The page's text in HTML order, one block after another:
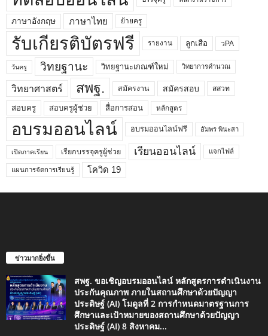
ภาษาอังกฤษ ภาษาไทย ย้ายครู
รับเกียรติบัตรฟรี รายงาน ลูกเสือ วPA
วันครู วิทยฐานะ วิทยฐานะเกณฑ์ใหม่ วิทยาการคำนวณ
วิทยาศาสตร์ สพฐ. สมัครงาน สมัครสอบ สสวท
สอบครู สอบครูผู้ช่วย สื่อการสอน หลักสูตร
อบรมออนไลน์ อบรมออนไลน์ฟรี อัมพร พินะสา
เปิดภาคเรียน เรียกบรรจุครูผู้ช่วย เรียนออนไลน์ แจกไฟล์
แผนการจัดการเรียนรู้ โควิด 19
ข่าวมากยิ่งขึ้น
สพฐ. ขอเชิญอบรมออนไลน์ หลักสูตรการดำเนินงาน
ประกันคุณภาพ ภายในสถานศึกษาด้วยปัญญา
ประดิษฐ์ (AI) โมดูลที่ 2 การกำหนดมาตรฐานการ
ศึกษาและเป้าหมายของสถานศึกษาด้วยปัญญา
ประดิษฐ์ (AI) 8 สิงหาคม...